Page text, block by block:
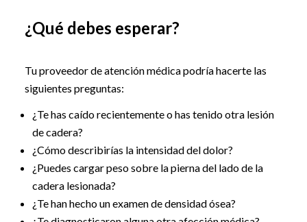
¿Qué debes esperar?
Tu proveedor de atención médica podría hacerte las
siguientes preguntas:
¿Te has caído recientemente o has tenido otra lesión
de cadera?
¿Cómo describirías la intensidad del dolor?
¿Puedes cargar peso sobre la pierna del lado de la
cadera lesionada?
¿Te han hecho un examen de densidad ósea?